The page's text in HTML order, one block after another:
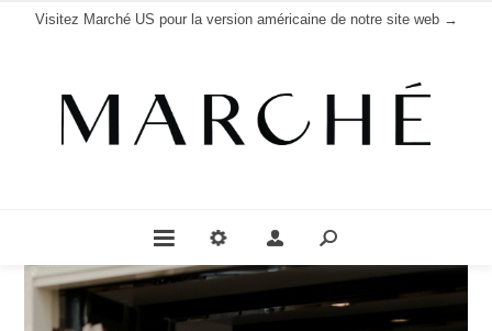
Visitez Marché US pour la version américaine de notre site web →